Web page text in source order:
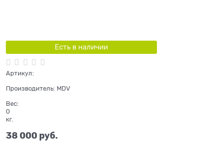
Есть в наличии
Артикул:
Производитель: MDV
Вес:
0
кг.
38 000 руб.